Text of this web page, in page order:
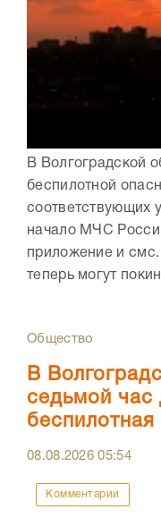
В Волгоградской
беспилотной
соответствующих
начало МЧС
приложение и смс.
теперь могут
Общество
В
седьмой час
беспилотная
08.08.202605:54
Комментарии